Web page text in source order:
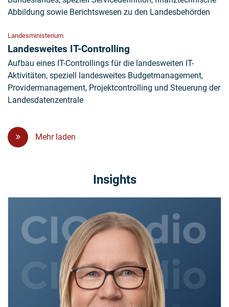
Abbildung sowie Berichtswesen zu den Landesbehörden
Landesministerium
Landesweites IT-Controlling
Aufbau eines IT-Controllings für die landesweiten IT-
Aktivitäten, speziell landesweites Budgetmanagement,
Providermanagement, Projektcontrolling und Steuerung der
Landesdatenzentrale
Mehr laden
Insights